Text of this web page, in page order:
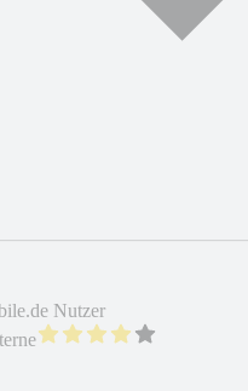
Nutzer